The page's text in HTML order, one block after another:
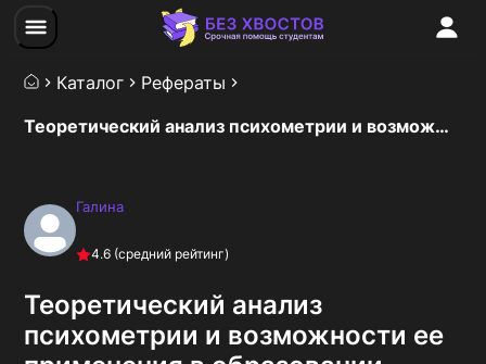
Каталог
Рефераты
Теоретический анализ психометрии и возможности ее применения в образовании
Галина
4.6 (средний рейтинг)
Теоретический анализ
психометрии и возможности ее